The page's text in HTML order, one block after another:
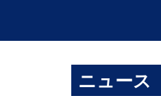
ニュース